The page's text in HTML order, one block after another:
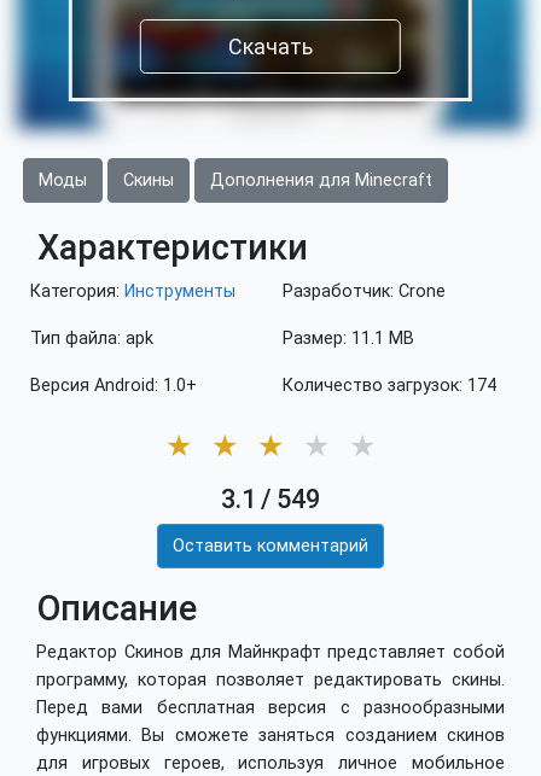
Скачать
Моды Скины Дополнения для Minecraft
Характеристики
Категория: Инструменты
Тип файла: apk
Версия Android: 1.0+
Разработчик: Crone
Размер: 11.1 MB
Количество загрузок: 174
★ ★ ★ ★ ★
3.1 / 549
Оставить комментарий
Описание
Редактор Скинов для Майнкрафт представляет собой
программу, которая позволяет редактировать скины.
Перед вами бесплатная версия с разнообразными
функциями. Вы сможете заняться созданием скинов
для игровых героев, используя личное мобильное